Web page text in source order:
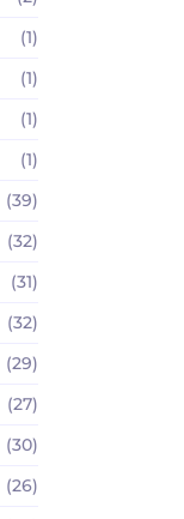
(1)
(1)
(1)
(1)
(39)
(32)
(31)
(32)
(29)
(27)
(30)
(26)